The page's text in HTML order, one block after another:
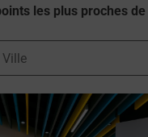
les plus proches
Code Postal